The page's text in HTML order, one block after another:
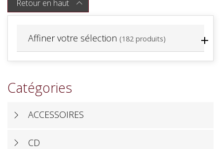
Affiner votre sélection (182 produits)
Catégories
ACCESSOIRES
CD
Retour en haut 